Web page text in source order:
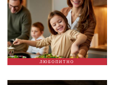
ЛЮБОПИТНО